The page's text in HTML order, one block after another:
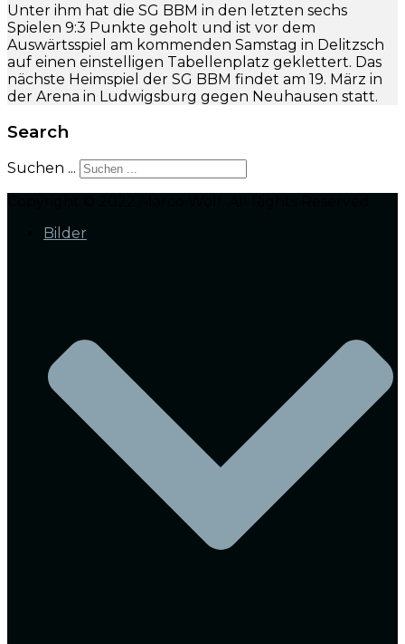
Unter ihm hat die SG BBM in den letzten sechs
Spielen 9:3 Punkte geholt und ist vor dem
Auswärtsspiel am kommenden Samstag in Delitzsch
auf einen einstelligen Tabellenplatz geklettert. Das
nächste Heimspiel der SG BBM findet am 19. März in
der Arena in Ludwigsburg gegen Neuhausen statt.
Search
Suchen ...
Bilder